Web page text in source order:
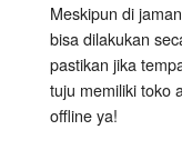
Meskipun di
bisa dilakukan
pastikan jika
tuju memiliki toko
offline ya!